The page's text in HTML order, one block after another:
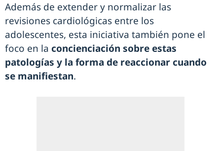
Además de extender y normalizar las
revisiones cardiológicas entre los
adolescentes, esta iniciativa también pone el
foco en la concienciación sobre estas
patologías y la forma de reaccionar cuando
se manifiestan.